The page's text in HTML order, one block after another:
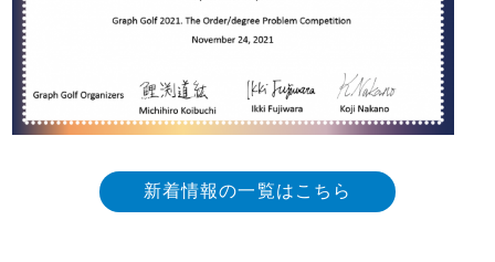
新着情報の一覧はこちら